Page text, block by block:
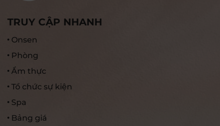
TRUY CẬP NHANH
Onsen
Phòng
Ẩm thực
Tổ chức sự kiện
Spa
Bảng giá